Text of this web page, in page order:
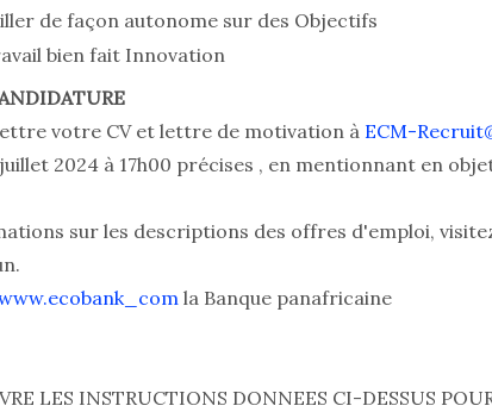
de façon autonome sur des Objectifs
bien fait Innovation
votre CV et lettre de motivation à ECM-
2024 à 17h00 précises , en mentionnant en
sur les descriptions des offres d'emploi,
la Banque panafricaine
LES INSTRUCTIONS DONNEES CI-DESSUS